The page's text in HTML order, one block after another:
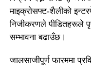
माइक्रोसफ्ट-शैलीको
निजीकरणले पीडितहरूले
सम्भावना बढाउँछ।
जालसाजीपूर्ण फारममा